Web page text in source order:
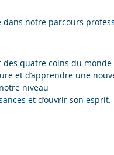
notre parcours
quatre coins du monde
et d’apprendre une
niveau
et d’ouvrir son esprit.